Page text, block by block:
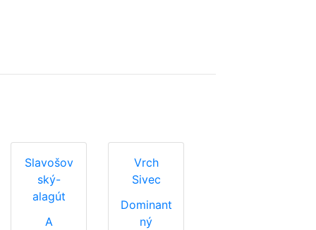
Slavošov
ský-
alagút
A
Vrch
Sivec
Dominant
ný